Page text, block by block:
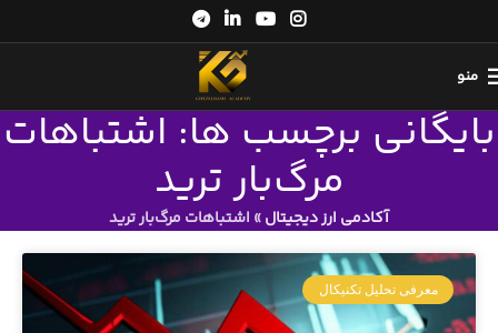
منو
بایگانی برچسب ها: اشتباهات
مرگ‌بار ترید
آکادمی ارز دیجیتال» اشتباهات مرگ‌بار ترید
معرفی تحلیل تکنیکال